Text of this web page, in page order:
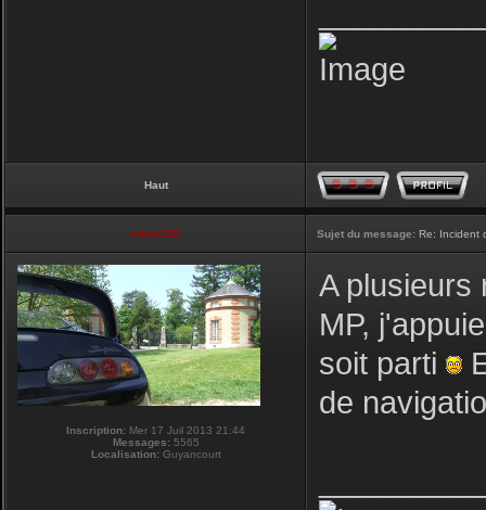
Haut
vmax330 Sujet du message: Re: Incident
Inscription: Mer 17 Juil 2013 21:44
Messages:5565
Localisation:Guyancourt
A plusieurs
MP,
soit parti
de